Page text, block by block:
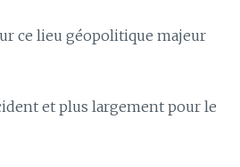
ce lieu géopolitique majeur
et plus largement pour le